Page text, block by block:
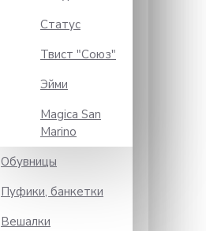
Статус
Твист "Союз"
Эйми
Magica San
Marino
Обувницы
Пуфики, банкетки
Вешалки